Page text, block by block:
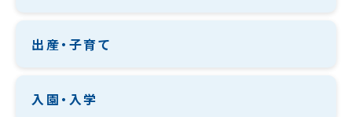
出産・子育て
入園・入学